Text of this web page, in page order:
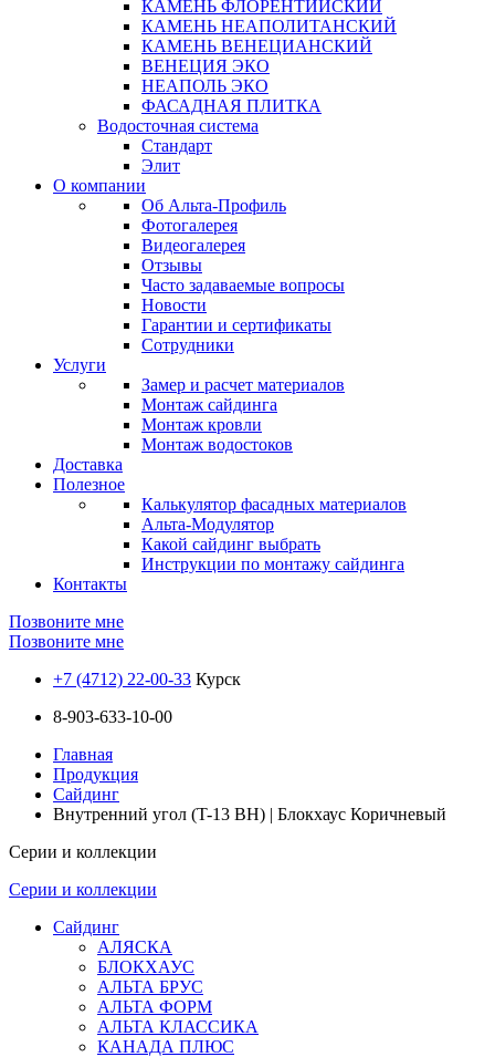
КАМЕНЬ ФЛОРЕНТИЙСКИЙ
КАМЕНЬ НЕАПОЛИТАНСКИЙ
КАМЕНЬ ВЕНЕЦИАНСКИЙ
ВЕНЕЦИЯ ЭКО
НЕАПОЛЬ ЭКО
ФАСАДНАЯ ПЛИТКА
Водосточная система
Стандарт
Элит
О компании
Об Альта-Профиль
Фотогалерея
Видеогалерея
Отзывы
Часто задаваемые вопросы
Новости
Гарантии и сертификаты
Сотрудники
Услуги
Замер и расчет материалов
Монтаж сайдинга
Монтаж кровли
Монтаж водостоков
Доставка
Полезное
Калькулятор фасадных материалов
Альта-Модулятор
Какой сайдинг выбрать
Инструкции по монтажу сайдинга
Контакты
Позвоните мне
Позвоните мне
+7 (4712) 22-00-33 Курск
8-903-633-10-00
Главная
Продукция
Сайдинг
Внутренний угол (T-13 BH) | Блокхаус Коричневый
Серии и коллекции
Серии и коллекции
Сайдинг
АЛЯСКА
БЛОКХАУС
АЛЬТА БРУС
АЛЬТА ФОРМ
АЛЬТА КЛАССИКА
КАНАДА ПЛЮС